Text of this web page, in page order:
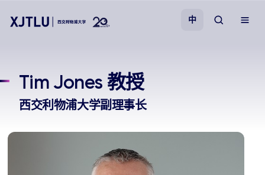
招生
科研
中
Tim Jones 教授
西交利物浦大学副理事长